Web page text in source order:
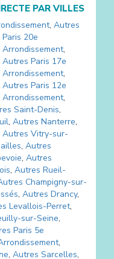
PAR VILLES
, Autres
Paris 20e
Arrondissement,
Autres Paris 17e
Arrondissement,
Autres Paris 12e
Arrondissement,
Saint-Denis,
, Autres Nanterre,
Autres Vitry-sur-
, Autres
, Autres
, Autres Rueil-
Champigny-sur-
, Autres Drancy,
Levallois-Perret,
sur-Seine,
Paris 5e
,
, Autres Sarcelles,